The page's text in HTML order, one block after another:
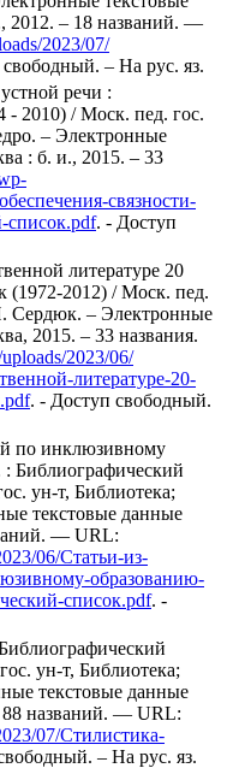
2012. – 18 названий. —
2023/07/
– На рус. яз.
речи :
- 2010) / Моск. пед. гос.
– Электронные
: б. и., 2015. – 33
связности-
список.pdf. - Доступ
литературе 20
(1972-2012) / Моск. пед.
Сердюк. – Электронные
2015. – 33 названия.
2023/06/
литературе-20-
. - Доступ свободный.
по инклюзивному
: Библиографический
ун-т, Библиотека;
текстовые данные
— URL:
06/Статьи-из-
образованию-
список.pdf. -
ун-т, Библиотека;
текстовые данные
названий. — URL:
07/Стилистика-
– На рус. яз.